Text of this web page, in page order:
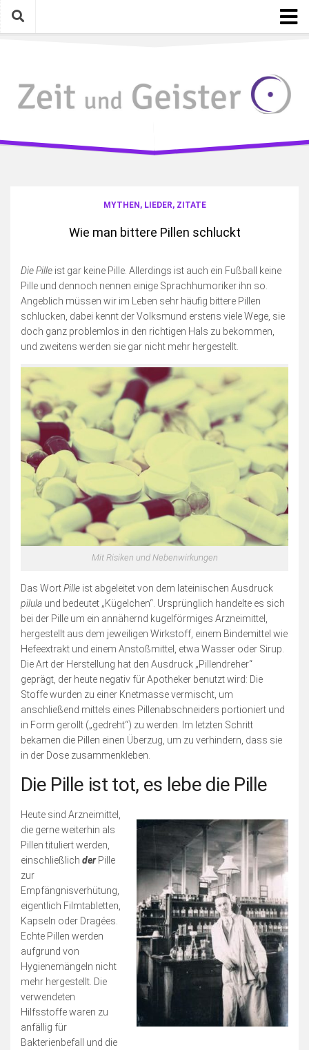
Skip
Kategorien
Geschichte mit Gegenwart
Gelesen, Gesehen, Gehört
Photographica
Fotosamstag
Die wilde Kamera
Blogserie: Unnützes Wissen
Blogserie: Spaß mit Wappen
Blogserie: Nordsee 2016
Blogserie: Rømø 2018
Archiv
Impressum
Bildnachweise
Datenschutzerklärung
Schnellfinder
MYTHEN, LIEDER, ZITATE
Wie man bittere Pillen schluckt
Die Pille ist gar keine Pille. Allerdings ist auch ein Fußball keine
Pille und dennoch nennen einige Sprachhumoriker ihn so.
Angeblich müssen wir im Leben sehr häufig bittere Pillen
schlucken, dabei kennt der Volksmund erstens viele Wege, sie
doch ganz problemlos in den richtigen Hals zu bekommen,
und zweitens werden sie gar nicht mehr hergestellt.
Mit Risiken und Nebenwirkungen
Das WortPille ist abgeleitet von dem lateinischen Ausdruck
pilula und bedeutet „Kügelchen“. Ursprünglich handelte es sich
bei der Pille um ein annähernd kugelförmiges Arzneimittel,
hergestellt aus dem jeweiligen Wirkstoff, einem Bindemittel wie
Hefeextrakt und einem Anstoßmittel, etwa Wasser oder Sirup.
Die Art der Herstellung hat den Ausdruck „Pillendreher“
geprägt, der heute negativ für Apotheker benutzt wird: Die
Stoffe wurden zu einer Knetmasse vermischt, um
anschließend mittels eines Pillenabschneiders portioniert und
in Form gerollt („gedreht“) zu werden. Im letzten Schritt
bekamen die Pillen einen Überzug, um zu verhindern, dass sie
in der Dose zusammenkleben.
Die Pille ist tot, es lebe die Pille
Heute sind Arzneimittel,
die gerne weiterhin als
Pillen tituliert werden,
einschließlich derPille
zur
Empfängnisverhütung,
eigentlich Filmtabletten,
Kapseln oder Dragées.
Echte Pillen werden
aufgrund von
Hygienemängeln nicht
mehr hergestellt. Die
verwendeten
Hilfsstoffe waren zu
anfällig für
Bakterienbefall und die